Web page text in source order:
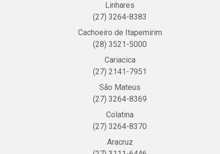
Linhares
(27) 3264-8383
Cachoeiro de Itapemirim
(28) 3521-5000
Cariacica
(27) 2141-7951
São Mateus
(27) 3264-8369
Colatina
(27) 3264-8370
Aracruz